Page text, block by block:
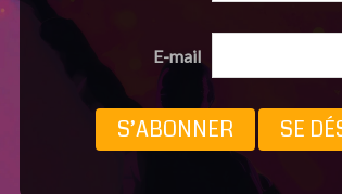
E-mail
S’ABONNER SE